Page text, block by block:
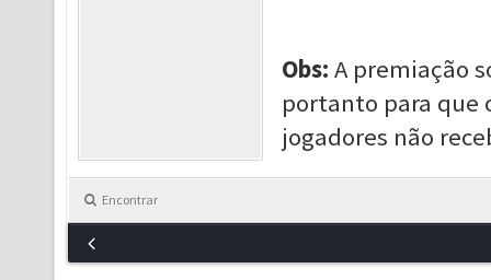
Obs: A premiação
portanto para que
jogadores não
Encontrar